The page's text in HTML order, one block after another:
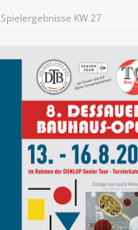
Spielergebnisse KW 27